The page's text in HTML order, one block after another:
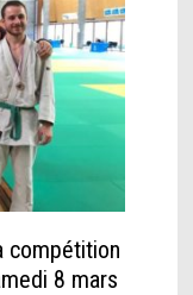
compétition
8 mars